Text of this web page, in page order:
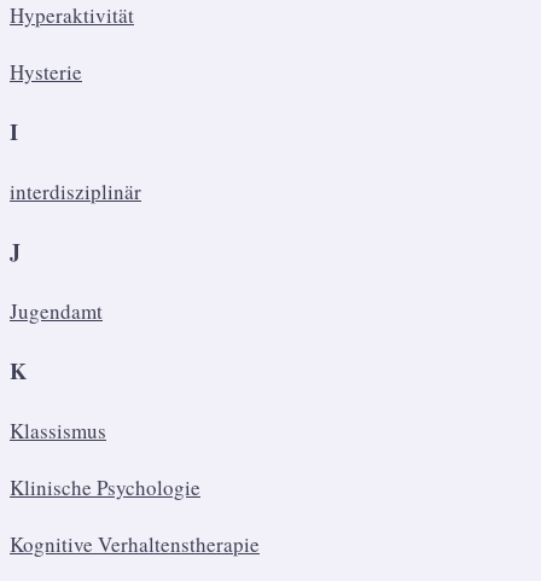
Hyperaktivität
Hysterie
I
interdisziplinär
J
Jugendamt
K
Klassismus
Klinische Psychologie
Kognitive Verhaltenstherapie